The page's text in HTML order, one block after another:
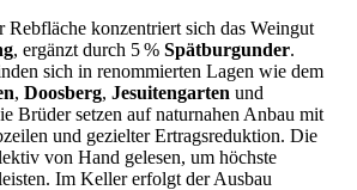
konzentriert sich das Weingut
, ergänzt durch 5 % Spätburgunder.
sich in renommierten Lagen wie dem
, Doosberg, Jesuitengarten und
Brüder setzen auf naturnahen Anbau mit
und gezielter Ertragsreduktion. Die
von Hand gelesen, um höchste
Im Keller erfolgt der Ausbau